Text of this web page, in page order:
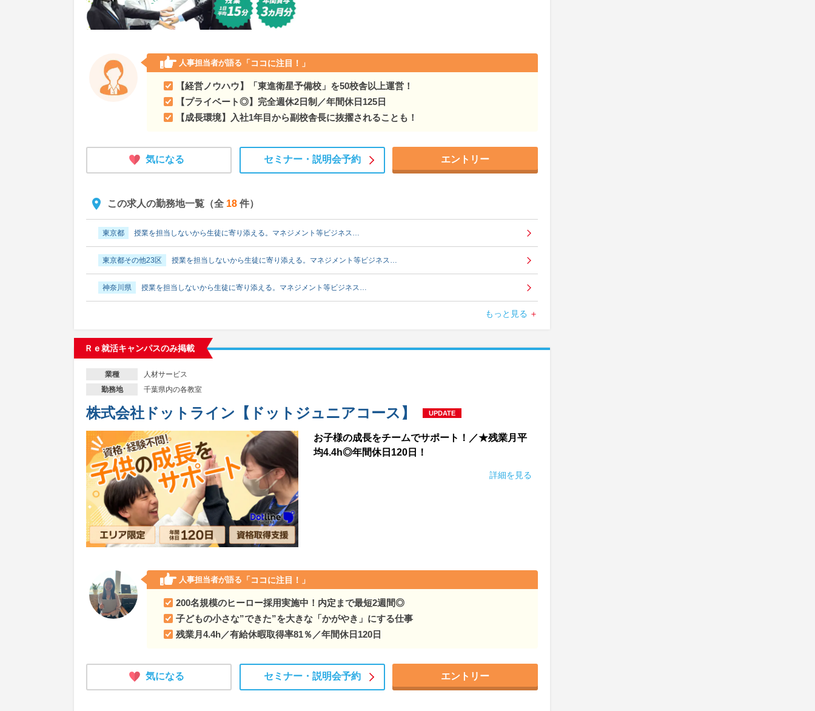
人事担当者が語る 「ココに注目！」
【経営ノウハウ】「東進衛星予備校」を50校舎以上運営！
【プライベート◎】完全週休2日制／年間休日125日
【成長環境】入社1年目から副校舎長に抜擢されることも！
気になる セミナー・ 説明会予約 エントリー
この求人の勤務地一覧（全 18 件）
東京都 授業を担当しないから生徒に寄り添える。マネジメント等ビジネス…
東京都その他23区 授業を担当しないから生徒に寄り添える。マネジメント等ビジネス…
神奈川県 授業を担当しないから生徒に寄り添える。マネジメント等ビジネス…
神奈川県川崎市 授業を担当しないから生徒に寄り添える。マネジメント等ビジネス…
神奈川県相模原市 授業を担当しないから生徒に寄り添える。マネジメント等ビジネス…
愛知県 授業を担当しないから生徒に寄り添える。マネジメント等ビジネス…
愛知県名古屋市 授業を担当しないから生徒に寄り添える。マネジメント等ビジネス…
大阪府 授業を担当しないから生徒に寄り添える。マネジメント等ビジネス…
奈良県 授業を担当しないから生徒に寄り添える。マネジメント等ビジネス…
岡山県岡山市 授業を担当しないから生徒に寄り添える。マネジメント等ビジネス…
高知県 授業を担当しないから生徒に寄り添える。マネジメント等ビジネス…
授業を担当しないから生徒に寄り添える。マネジメント等ビジネス…
授業を担当しないから生徒に寄り添える。マネジメント等ビジネス…
もっと見る
Ｒｅ就活キャンパスのみ掲載
業種 人材サービス
勤務地 千葉県内の各教室
株式会社ドットライン【ドットジュニアコース】 UPDATE
お子様の成長をチームでサポート！／★残業月平
均4.4h◎年間休日120日！
詳細を見る
人事担当者が語る 「ココに注目！」
200名規模のヒーロー採用実施中！内定まで最短2週間◎
子どもの小さな”できた”を大きな「かがやき」にする仕事
残業月4.4h／有給休暇取得率81％／年間休日120日
気になる セミナー・ 説明会予約 エントリー